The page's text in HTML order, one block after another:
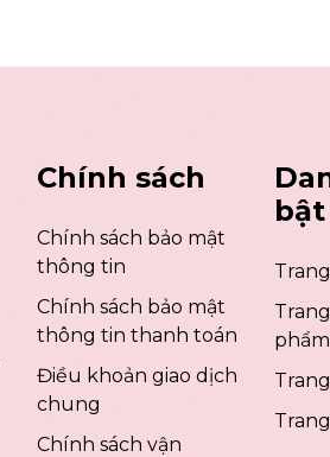
Chính sách
Chính sách bảo mật
thông tin
Chính sách bảo mật
thông tin thanh toán
Điều khoản giao dịch
chung
Chính sách vận
bật
phẩm